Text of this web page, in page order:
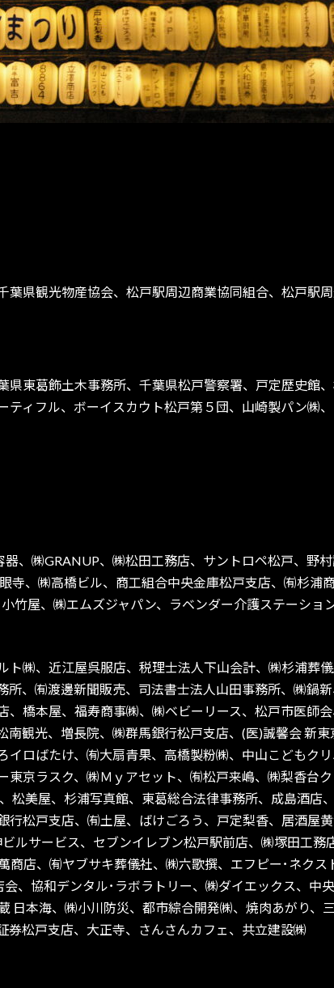
県観光物産協会、松戸駅周辺商業協同組合、松戸駅
東葛飾土木事務所、千葉県松戸警察署、戸定歴史館
ィフル、ボーイスカウト松戸第５団、山崎製パン㈱
、㈱GRANUP、㈱松田工務店、サントロペ松戸、野
寺、㈱高橋ビル、商工組合中央金庫松戸支店、㈲杉浦
竹屋、㈱エムズジャパン、ラベンダー介護ステーショ
㈱、近江屋呉服店、税理士法人下山会計、㈱杉浦葬儀
、㈲渡邊新聞販売、司法書士法人山田事務所、㈱鍋
橋本屋、福寿商事㈱、㈱ベビーリース、松戸市医師
観光、増長院、㈱群馬銀行松戸支店、(医)誠馨会 新
ロばたけ、㈲大扇青果、高橋製粉㈱、中山こどもク
京ラスク、㈱Ｍｙアセット、㈲松戸来嶋、㈱梨香台
美屋、杉浦写真館、東葛総合法律事務所、成島酒店
松戸支店、㈲土屋、ばけごろう、戸定梨香、居酒屋黄
ルサービス、セブンイレブン松戸駅前店、㈱塚田工務
店、㈲ヤブサキ葬儀社、㈱六歌撰、エフピー･ネクス
、協和デンタル･ラボラトリー、㈱ダイエックス、中
本海、㈱小川防災、都市綜合開発㈱、焼肉あがり、
松戸支店、大正寺、さんさんカフェ、共立建設㈱